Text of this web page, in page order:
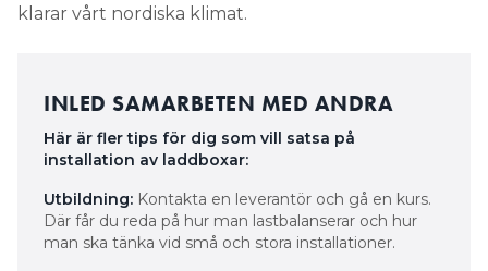
klarar vårt nordiska klimat.
INLED SAMARBETEN MED ANDRA
Här är fler tips för dig som vill satsa på ­
installation av laddboxar:
Utbildning: Kontakta en leverantör och gå en kurs.
Där får du reda på hur man lastbalanserar och hur
man ska tänka vid små och stora installationer.